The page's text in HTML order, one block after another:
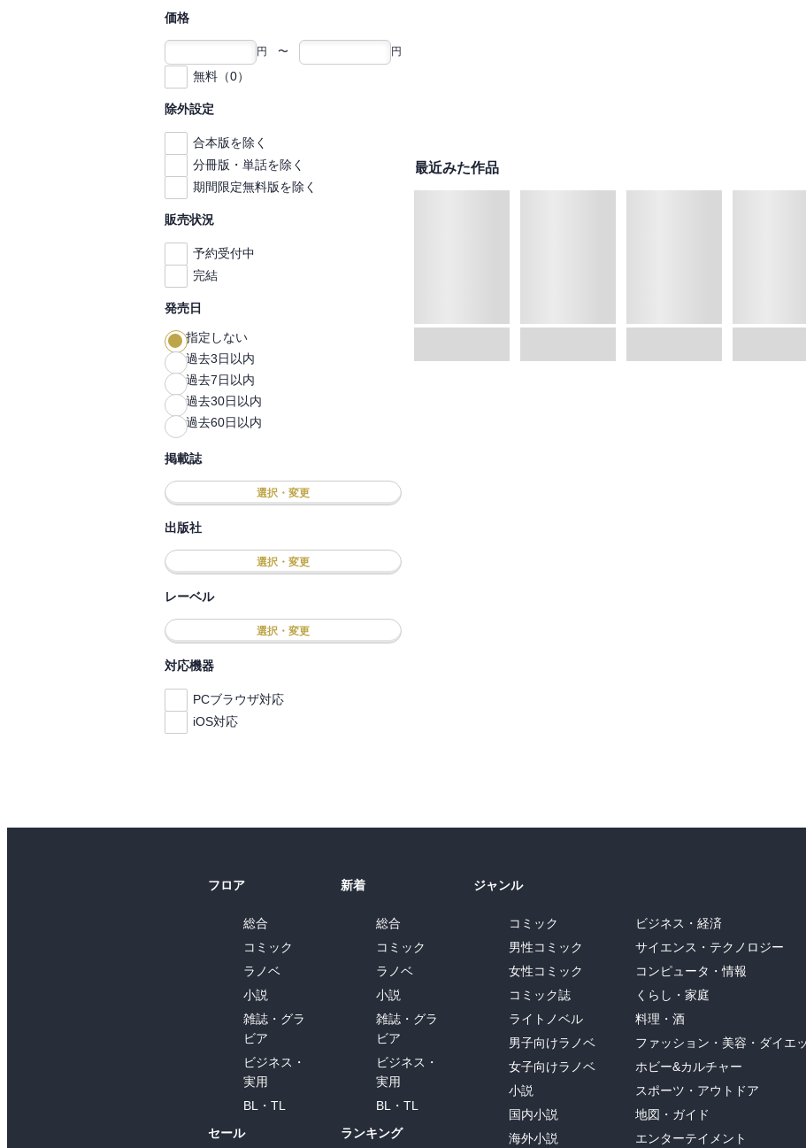
価格
円 〜 円
無料（0）
除外設定
合本版を除く
分冊版・単話を除く
期間限定無料版を除く
販売状況
予約受付中
完結
発売日
指定しない
過去3日以内
過去7日以内
過去30日以内
過去60日以内
掲載誌
選択・変更
出版社
選択・変更
レーベル
選択・変更
対応機器
PCブラウザ対応
iOS対応
最近みた作品
フロア
総合
コミック
ラノベ
小説
雑誌・グラ
ビア
ビジネス・
実用
BL・TL
セール
新着
総合
コミック
ラノベ
小説
雑誌・グラ
ビア
ビジネス・
実用
BL・TL
ランキング
ジャンル
コミック
男性コミック
女性コミック
コミック誌
ライトノベル
男子向けラノベ
女子向けラノベ
小説
国内小説
海外小説
ビジネス・経済
サイエンス・テクノロジー
コンピュータ・情報
くらし・家庭
料理・酒
ファッション・美容・ダイエ
ホビー&カルチャー
スポーツ・アウトドア
地図・ガイド
エンターテイメント